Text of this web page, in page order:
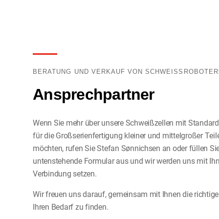
der Arbeitsprozess fortgesetzt.
Schweißteile in der Nähe des Positionierers hat
Reichweite und vermeidet so unnötige Wege.
platzieren.
BERATUNG UND VERKAUF VON
Ansprechpartner
Wenn Sie mehr über unsere Schweißzellen mit
für die Großserienfertigung kleiner und mittelgroßer
möchten, rufen Sie Stefan Sønnichsen an oder füllen
untenstehende Formular aus und wir werden uns mit
Verbindung setzen.
Wir freuen uns darauf, gemeinsam mit Ihnen die
Ihren Bedarf zu finden.